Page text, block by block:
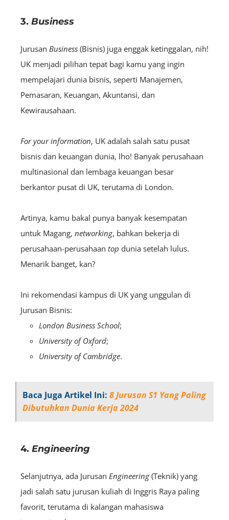
3. Business
Jurusan Business (Bisnis) juga enggak ketinggalan, nih!
UK menjadi pilihan tepat bagi kamu yang ingin
mempelajari dunia bisnis, seperti Manajemen,
Pemasaran, Keuangan, Akuntansi, dan
Kewirausahaan.
For your information, UK adalah salah satu pusat
bisnis dan keuangan dunia, lho! Banyak perusahaan
multinasional dan lembaga keuangan besar
berkantor pusat di UK, terutama di London.
Artinya, kamu bakal punya banyak kesempatan
untuk Magang, networking, bahkan bekerja di
perusahaan-perusahaan top dunia setelah lulus.
Menarik banget, kan?
Ini rekomendasi kampus di UK yang unggulan di
Jurusan Bisnis:
London Business School;
University of Oxford;
University of Cambridge.
Baca Juga Artikel Ini: 8 Jurusan S1 Yang Paling
Dibutuhkan Dunia Kerja 2024
4. Engineering
Selanjutnya, ada Jurusan Engineering(Teknik) yang
jadi salah satu jurusan kuliah di Inggris Raya paling
favorit, terutama di kalangan mahasiswa